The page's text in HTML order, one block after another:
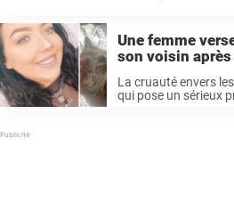
Une femme
son voisin
même chose à
La cruauté envers
qui pose un sérieux